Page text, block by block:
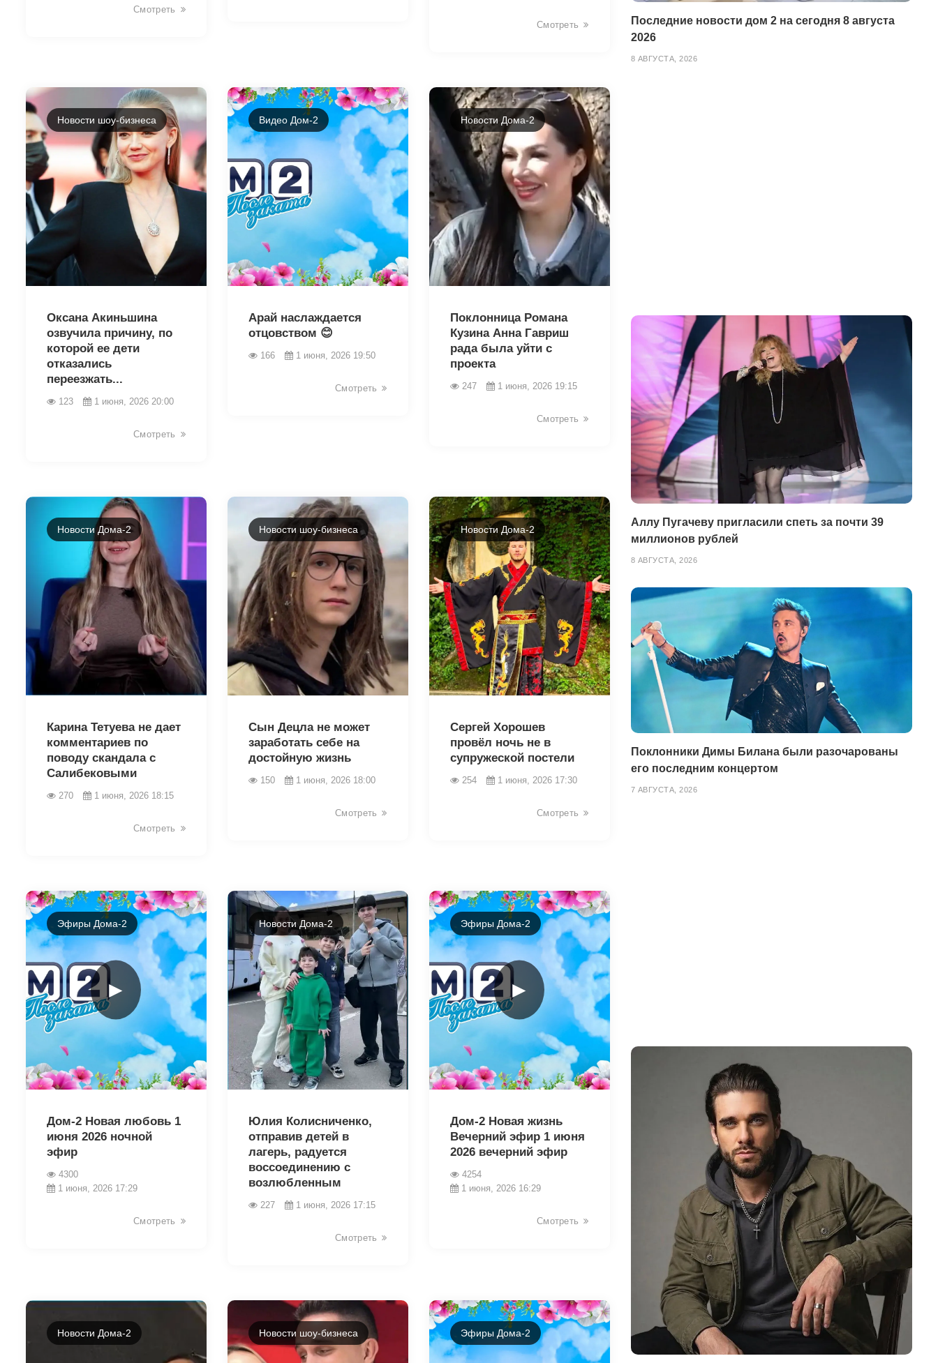
Смотреть
Смотреть
Новости шоу-бизнеса
Оксана Акиньшина
озвучила причину, по
которой ее дети
отказались
переезжать...
123 1 июня, 2026 20:00
Смотреть
Видео Дом-2
Арай наслаждается
отцовством 😊
166 1 июня, 2026 19:50
Смотреть
Новости Дома-2
Поклонница Романа
Кузина Анна Гавриш
рада была уйти с
проекта
247 1 июня, 2026 19:15
Смотреть
Новости Дома-2
Карина Тетуева не дает
комментариев по
поводу скандала с
Салибековыми
270 1 июня, 2026 18:15
Смотреть
Новости шоу-бизнеса
Сын Децла не может
заработать себе на
достойную жизнь
150 1 июня, 2026 18:00
Смотреть
Новости Дома-2
Сергей Хорошев
провёл ночь не в
супружеской постели
254 1 июня, 2026 17:30
Смотреть
►
Эфиры Дома-2
Дом-2 Новая любовь 1
июня 2026 ночной
эфир
4300
1 июня, 2026 17:29
Смотреть
Новости Дома-2
Юлия Колисниченко,
отправив детей в
лагерь, радуется
воссоединению с
возлюбленным
227 1 июня, 2026 17:15
Смотреть
►
Эфиры Дома-2
Дом-2 Новая жизнь
Вечерний эфир 1 июня
2026 вечерний эфир
4254
1 июня, 2026 16:29
Смотреть
Новости Дома-2 Новости шоу-бизнеса Эфиры Дома-2
Последние новости дом 2 на сегодня 8 августа
2026
8 АВГУСТА, 2026
Аллу Пугачеву пригласили спеть за почти 39
миллионов рублей
8 АВГУСТА, 2026
Поклонники Димы Билана были разочарованы
его последним концертом
7 АВГУСТА, 2026